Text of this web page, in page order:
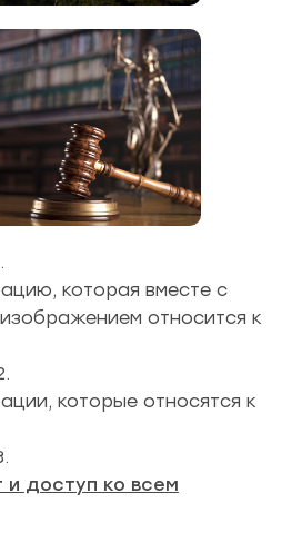
которая вместе с
относится к
которые относятся к
и доступ ко всем